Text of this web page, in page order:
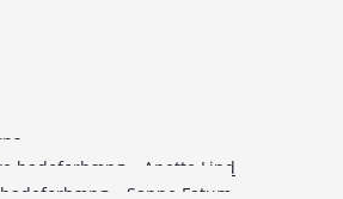
badeforhæng – Anette Lind
– Sanne Fatum